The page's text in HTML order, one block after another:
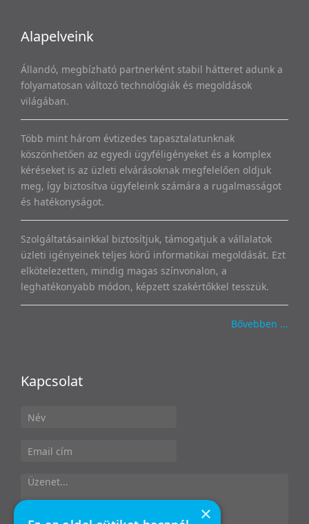
Alapelveink
Állandó, megbízható partnerként stabil hátteret adunk a
folyamatosan változó technológiák és megoldások
világában.
Több mint három évtizedes tapasztalatunknak
köszönhetően az egyedi ügyféligényeket és a komplex
kéréseket is az üzleti elvárásoknak megfelelően oldjuk
meg, így biztosítva ügyfeleink számára a rugalmasságot
és hatékonyságot.
Szolgáltatásainkkal biztosítjuk, támogatjuk a vállalatok
üzleti igényeinek teljes körű informatikai megoldását. Ezt
elkötelezetten, mindig magas színvonalon, a
leghatékonyabb módon, képzett szakértőkkel tesszük.
Bővebben ...
Kapcsolat
×